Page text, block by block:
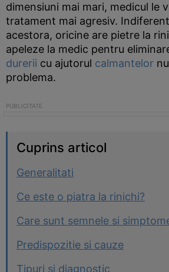
dimensiuni mai mari, medicul le
tratament mai agresiv.
acestora, oricine are pietre la
apeleze la medic pentru
durerii cu ajutorul calmantelor
problema.
Cuprins articol
Generalitati
Ce este o piatra la rinichi?
Care sunt semnele si
Predispozitie si cauze
Tipuri si diagnostic